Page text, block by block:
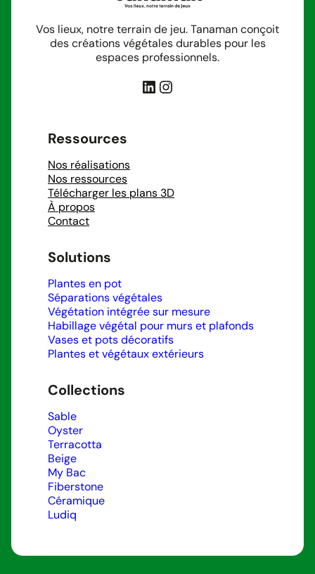
Vos lieux, notre terrain de jeu. Tanaman conçoit
des créations végétales durables pour les
espaces professionnels.
LinkedIn
Instagram
Ressources
Nos réalisations
Nos ressources
Télécharger les plans 3D
À propos
Contact
Solutions
Plantes en pot
Séparations végétales
Végétation intégrée sur mesure
Habillage végétal pour murs et plafonds
Vases et pots décoratifs
Plantes et végétaux extérieurs
Collections
Sable
Oyster
Terracotta
Beige
My Bac
Fiberstone
Céramique
Ludiq